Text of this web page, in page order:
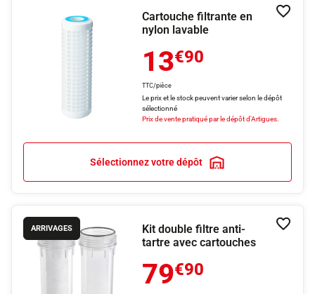
Cartouche filtrante en
nylon lavable
13€90
TTC/pièce
Le prix et le stock peuvent varier selon le dépôt
sélectionné
Prix de vente pratiqué par le dépôt d'Artigues.
Sélectionnez votre dépôt
ARRIVAGES
Kit double filtre anti-
tartre avec cartouches
79€90